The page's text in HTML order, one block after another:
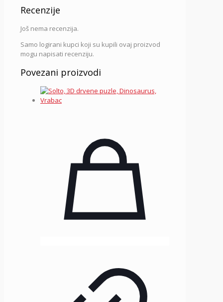
Recenzije
Još nema recenzija.
Samo logirani kupci koji su kupili ovaj proizvod
mogu napisati recenziju.
Povezani proizvodi